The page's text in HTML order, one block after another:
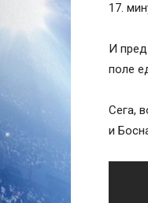
17.
И пред
поле
Сега,
и